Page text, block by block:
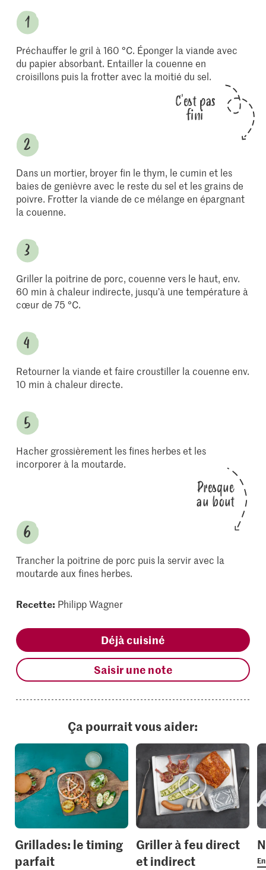
Préchauffer le gril à 160 °C. Éponger la viande avec
du papier absorbant. Entailler la couenne en
croisillons puis la frotter avec la moitié du sel.
C'est pas
fini
Dans un mortier, broyer fin le thym, le cumin et les
baies de genièvre avec le reste du sel et les grains de
poivre. Frotter la viande de ce mélange en épargnant
la couenne.
Griller la poitrine de porc, couenne vers le haut, env.
60 min à chaleur indirecte, jusqu’à une température à
cœur de 75 °C.
Retourner la viande et faire croustiller la couenne env.
10 min à chaleur directe.
Hacher grossièrement les fines herbes et les
incorporer à la moutarde.
Presque
au bout
Trancher la poitrine de porc puis la servir avec la
moutarde aux fines herbes.
Recette: Philipp Wagner
Déjà cuisiné
Saisir une note
Ça pourrait vous aider:
Grillades: le timing
parfait
Griller à feu direct
et indirect